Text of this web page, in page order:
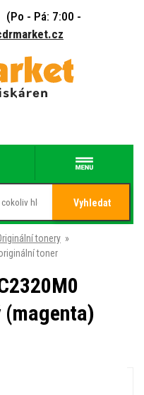
(Po - Pá: 7:00 -
Vyhledat
tonery »
toner
(magenta)